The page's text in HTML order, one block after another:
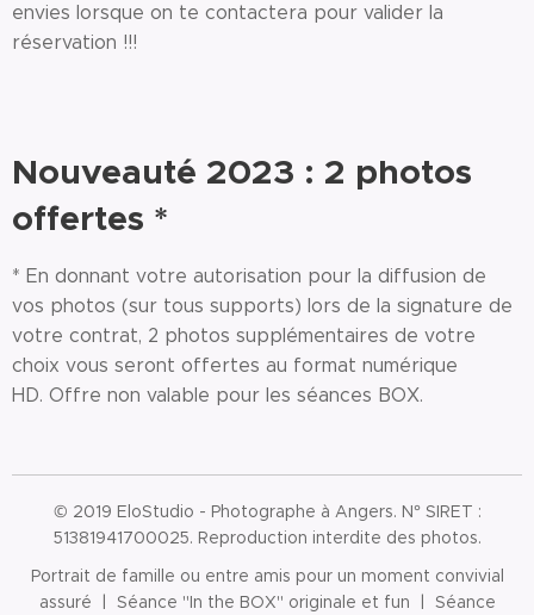
envies lorsque on te contactera pour valider la
réservation !!!
Nouveauté 2023 : 2 photos
offertes *
* En donnant votre autorisation pour la diffusion de
vos photos (sur tous supports) lors de la signature de
votre contrat, 2 photos supplémentaires de votre
choix vous seront offertes au format numérique
HD. Offre non valable pour les séances BOX.
© 2019 EloStudio - Photographe à Angers. N° SIRET :
51381941700025. Reproduction interdite des photos.
Portrait de famille ou entre amis pour un moment convivial
assuré | Séance "In the BOX" originale et fun | Séance